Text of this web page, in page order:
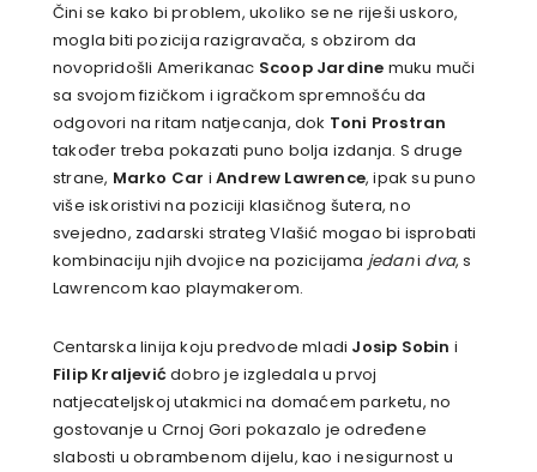
Čini se kako bi problem, ukoliko se ne riješi uskoro,
mogla biti pozicija razigravača, s obzirom da
novopridošli Amerikanac Scoop Jardine muku muči
sa svojom fizičkom i igračkom spremnošću da
odgovori na ritam natjecanja, dok Toni Prostran
također treba pokazati puno bolja izdanja. S druge
strane, Marko Car iAndrew Lawrence, ipak su puno
više iskoristivi na poziciji klasičnog šutera, no
svejedno, zadarski strateg Vlašić mogao bi isprobati
kombinaciju njih dvojice na pozicijama jedani dva, s
Lawrencom kao playmakerom.
Centarska linija koju predvode mladi Josip Sobin i
Filip Kraljevićdobro je izgledala u prvoj
natjecateljskoj utakmici na domaćem parketu, no
gostovanje u Crnoj Gori pokazalo je određene
slabosti u obrambenom dijelu, kao i nesigurnost u